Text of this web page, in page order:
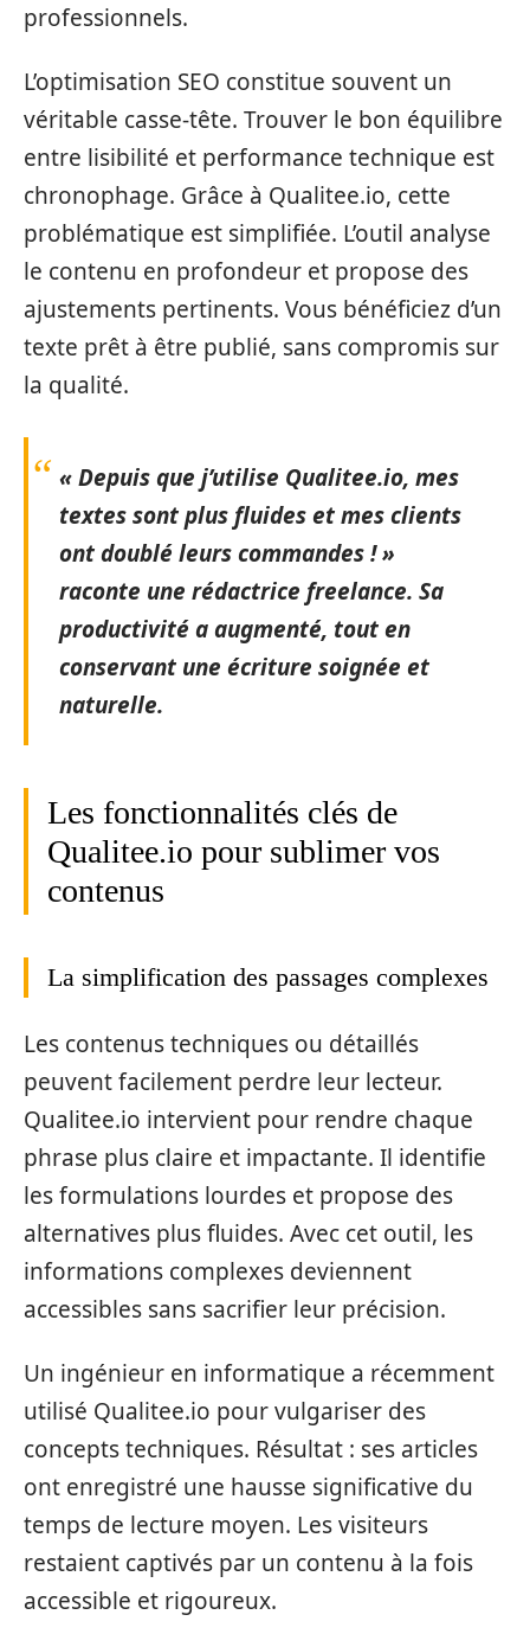
professionnels.
L’optimisation SEO constitue souvent un
véritable casse-tête. Trouver le bon équilibre
entre lisibilité et performance technique est
chronophage. Grâce à Qualitee.io, cette
problématique est simplifiée. L’outil analyse
le contenu en profondeur et propose des
ajustements pertinents. Vous bénéficiez d’un
texte prêt à être publié, sans compromis sur
la qualité.
« Depuis que j’utilise Qualitee.io, mes
textes sont plus fluides et mes clients
ont doublé leurs commandes ! »
raconte une rédactrice freelance. Sa
productivité a augmenté, tout en
conservant une écriture soignée et
naturelle.
Les fonctionnalités clés de
Qualitee.io pour sublimer vos
contenus
La simplification des passages complexes
Les contenus techniques ou détaillés
peuvent facilement perdre leur lecteur.
Qualitee.io intervient pour rendre chaque
phrase plus claire et impactante. Il identifie
les formulations lourdes et propose des
alternatives plus fluides. Avec cet outil, les
informations complexes deviennent
accessibles sans sacrifier leur précision.
Un ingénieur en informatique a récemment
utilisé Qualitee.io pour vulgariser des
concepts techniques. Résultat : ses articles
ont enregistré une hausse significative du
temps de lecture moyen. Les visiteurs
restaient captivés par un contenu à la fois
accessible et rigoureux.